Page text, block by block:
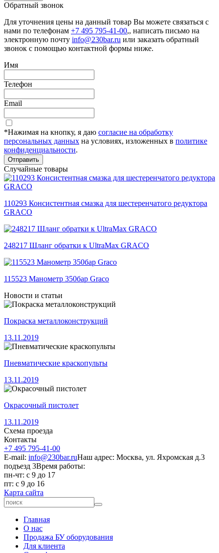
Обратный звонок
Для уточнения цены на данный товар Вы можете связаться с
нами по телефонам +7 495 795-41-00,, написать письмо на
электронную почту info@230bar.ru или заказать обратный
звонок с помощью контактной формы ниже.
Имя
Телефон
Email
*Нажимая на кнопку, я даю согласие на обработку
персональных данных на условиях, изложенных в политике
конфиденциальности.
Отправить
Случайные товары
110293 Консистентная смазка для шестеренчатого редуктора
GRACO
248217 Шланг обратки к UltraMax GRACO
115523 Манометр 350бар Graco
Новости и статьи
Покраска металлоконструкций
13.11.2019
Пневматические краскопульты
13.11.2019
Окрасочный пистолет
13.11.2019
Схема проезда
Контакты
+7 495 795-41-00
E-mail: info@230bar.ruНаш адрес: Москва, ул. Яхромская д.3
подъезд 3Время работы:
пн-чт: с 9 до 17
пт: с 9 до 16
Карта сайта
Главная
О нас
Продажа БУ оборудования
Для клиента